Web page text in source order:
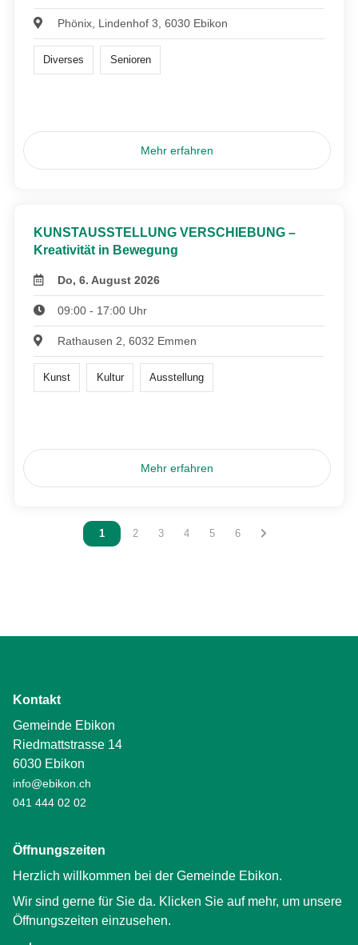
Phönix, Lindenhof 3, 6030 Ebikon
Diverses Senioren
Mehr erfahren
KUNSTAUSSTELLUNG VERSCHIEBUNG –
Kreativität in Bewegung
Do, 6. August 2026
09:00 - 17:00 Uhr
Rathausen 2, 6032 Emmen
Kunst Kultur Ausstellung
Mehr erfahren
Vous êtes sur la page
1 Vous êtes sur la page
2 Vous êtes sur la page
3 Vous êtes sur la page
4 Vous êtes sur la page
5 Vous êtes sur la page
6
Kontakt
Gemeinde Ebikon
Riedmattstrasse 14
6030 Ebikon
info@ebikon.ch
041 444 02 02
Öffnungszeiten
Herzlich willkommen bei der Gemeinde Ebikon.
Wir sind gerne für Sie da. Klicken Sie auf mehr, um unsere
Öffnungszeiten einzusehen.